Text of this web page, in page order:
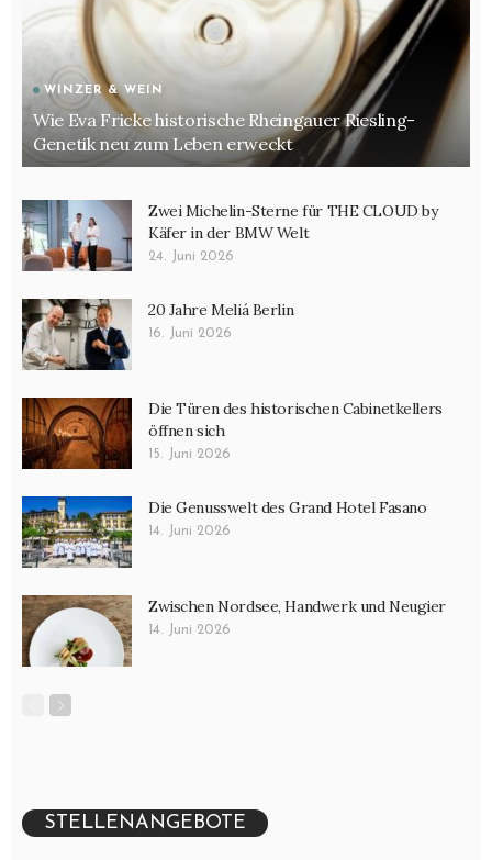
WINZER & WEIN
Wie Eva Fricke historische Rheingauer Riesling-
Genetik neu zum Leben erweckt
Zwei Michelin-Sterne für THE CLOUD by
Käfer in der BMW Welt
24. Juni 2026
20 Jahre Meliá Berlin
16. Juni 2026
Die Türen des historischen Cabinetkellers
öffnen sich
15. Juni 2026
Die Genusswelt des Grand Hotel Fasano
14. Juni 2026
Zwischen Nordsee, Handwerk und Neugier
14. Juni 2026
STELLENANGEBOTE